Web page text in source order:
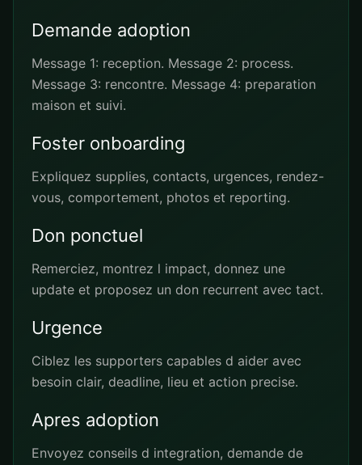
Demande adoption
Message 1: reception. Message 2: process.
Message 3: rencontre. Message 4: preparation
maison et suivi.
Foster onboarding
Expliquez supplies, contacts, urgences, rendez-
vous, comportement, photos et reporting.
Don ponctuel
Remerciez, montrez l impact, donnez une
update et proposez un don recurrent avec tact.
Urgence
Ciblez les supporters capables d aider avec
besoin clair, deadline, lieu et action precise.
Apres adoption
Envoyez conseils d integration, demande de